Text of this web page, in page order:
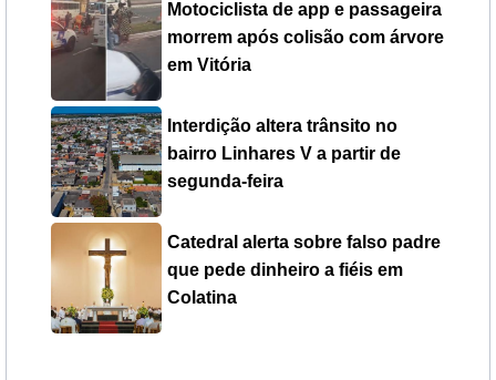
Motociclista de app e passageira
morrem após colisão com árvore
em Vitória
Interdição altera trânsito no
bairro Linhares V a partir de
segunda-feira
Catedral alerta sobre falso padre
que pede dinheiro a fiéis em
Colatina